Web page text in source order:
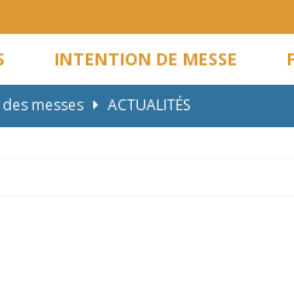
INTENTION DE MESSE
messes
ACTUALITÉS